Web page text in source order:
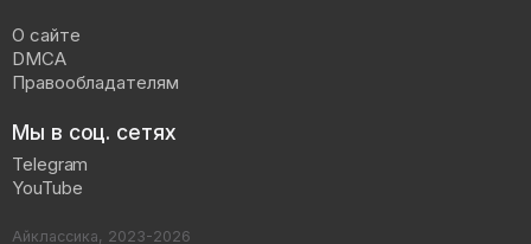
О сайте
DMCA
Правообладателям
Мы в соц. сетях
Telegram
YouTube
Айклассика, 2023-2026